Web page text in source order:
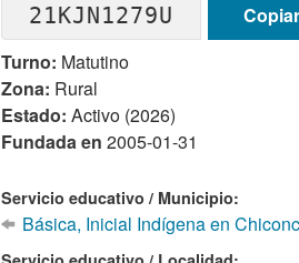
21KJN1279U
Copiar
Turno: Matutino
Zona: Rural
Estado: Activo (2026)
Fundada en2005-01-31
Servicio educativo / Municipio:
Básica, Inicial Indígena en